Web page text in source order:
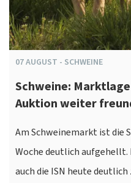
07AUGUST - SCHWEINE
Schweine:
Auktion weiter
Am Schweinemarkt ist die
Woche deutlich aufgehellt.
auch die ISN heute